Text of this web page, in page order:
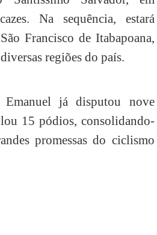
Na sequência, estará
Francisco de Itabapoana,
regiões do país.
Emanuel já disputou nove
15 pódios, consolidando-
promessas do ciclismo